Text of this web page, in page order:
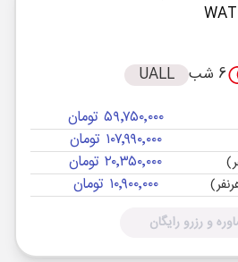
6 شب UALL
۵۹٬۷۵۰٬۰۰۰ تومان
۱۰۷٬۹۹۰٬۰۰۰ تومان
۲۰٬۳۵۰٬۰۰۰ تومان
۱۰٬۹۰۰٬۰۰۰ تومان
و رزرو رایگان